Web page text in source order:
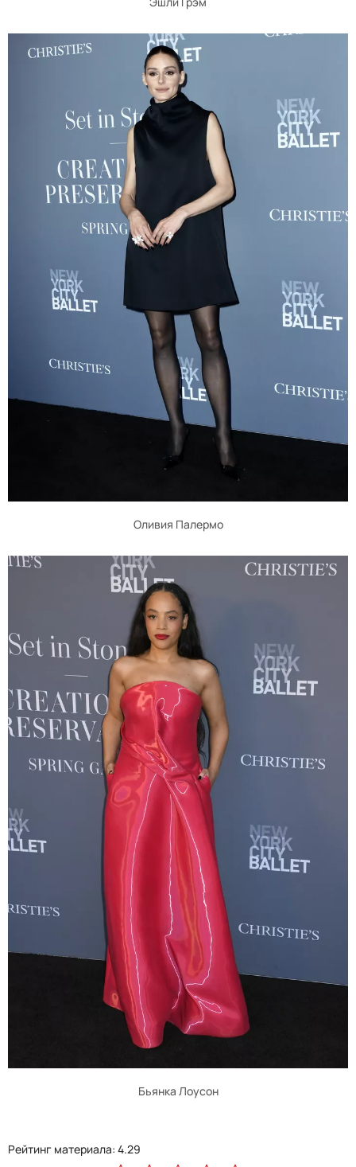
Оливия Палермо
Бьянка Лоусон
Рейтинг материала: 4.29